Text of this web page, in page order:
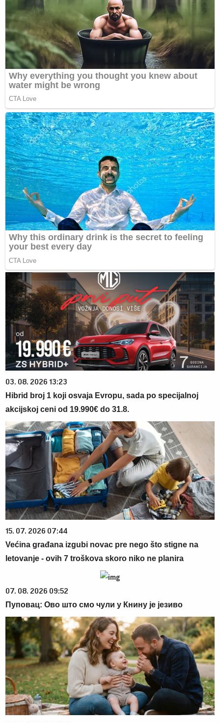
03. 08. 2026 13:23
Hibrid broj 1 koji osvaja Evropu, sada po specijalnoj
akcijskoj ceni od 19.990€ do 31.8.
15. 07. 2026 07:44
Većina građana izgubi novac pre nego što stigne na
letovanje - ovih 7 troškova skoro niko ne planira
07. 08. 2026 09:52
Пуповац: Ово што смо чули у Книну је језиво